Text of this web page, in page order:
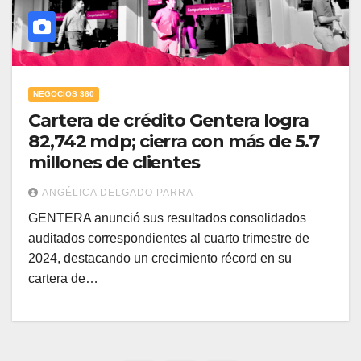
NEGOCIOS 360
Cartera de crédito Gentera logra
82,742 mdp; cierra con más de 5.7
millones de clientes
ANGÉLICA DELGADO PARRA
GENTERA anunció sus resultados consolidados
auditados correspondientes al cuarto trimestre de
2024, destacando un crecimiento récord en su
cartera de…